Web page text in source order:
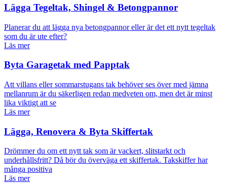
Lägga Tegeltak, Shingel & Betongpannor
Planerar du att lägga nya betongpannor eller är det ett nytt tegeltak
som du är ute efter?
Läs mer
Byta Garagetak med Papptak
Att villans eller sommarstugans tak behöver ses över med jämna
mellanrum är du säkerligen redan medveten om, men det är minst
lika viktigt att se
Läs mer
Lägga, Renovera & Byta Skiffertak
Drömmer du om ett nytt tak som är vackert, slitstarkt och
underhållsfritt? Då bör du överväga ett skiffertak. Takskiffer har
många positiva
Läs mer